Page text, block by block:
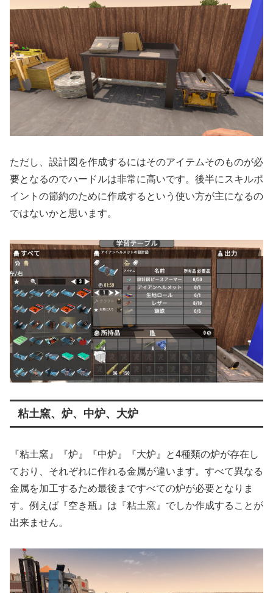
ただし、設計図を作成するにはそのアイテムそのものが必
要となるのでハードルは非常に高いです。後半にスキルポ
イントの節約のために作成するという使い方が主になるの
ではないかと思います。
粘土窯、炉、中炉、大炉
『粘土窯』『炉』『中炉』『大炉』と4種類の炉が存在し
ており、それぞれに作れる金属が違います。すべて異なる
金属を加工するため最後まですべての炉が必要となりま
す。例えば『空き瓶』は『粘土窯』でしか作成することが
出来ません。